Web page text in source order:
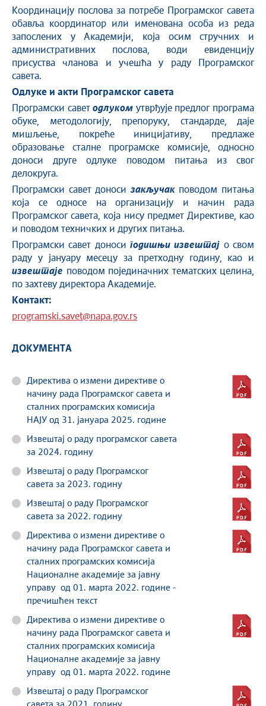
Координацију послова за потребе Програмског савета
обавља координатор или именована особа из реда
запослених у Академији, која осим стручних и
административних послова, води евиденцију
присуства чланова и учешћа у раду Програмског
савета.
Одлуке и акти Програмског савета
Програмски саветодлуком утврђује предлог програма
обуке, методологију, препоруку, стандарде, даје
мишљење, покреће иницијативу, предлаже
образовање сталне програмске комисије, односно
доноси друге одлуке поводом питања из свог
делокруга.
Програмски савет доносизакључак поводом питања
која се односе на организацију и начин рада
Програмског савета, која нису предмет Директиве, као
и поводом техничких и других питања.
Програмски савет доноси годишњи извештај о свом
раду у јануару месецу за претходну годину, као и
извештаје поводом појединачних тематских целина,
по захтеву директора Академије.
Контакт:
programski.savet@napa.gov.rs
ДОКУМЕНТА
Директива о измени директиве о
начину рада Програмског савета и
сталних програмских комисија
НАЈУ од 31. јануара 2025. године
Извештај о раду програмског савета
за 2024. годину
Извештај о раду Програмског
савета за 2023. годину
Извештај о раду Програмског
савета за 2022. годину
Директива о измени директиве о
начину рада Програмског савета и
сталних програмских комисија
Националне академије за јавну
управу од 01. марта 2022. године -
пречишћен текст
Директива о измени директиве о
начину рада Програмског савета и
сталних програмских комисија
Националне академије за јавну
управу од 01. марта 2022. године
Извештај о раду Програмског